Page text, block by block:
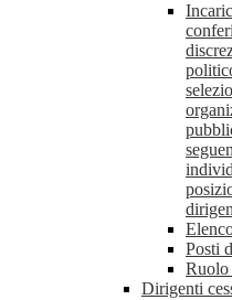
Posti
Ruolo
Dirigenti